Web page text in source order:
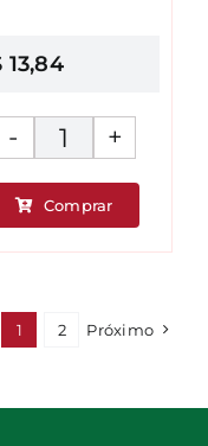
13,84
Polpa
de
Morango
-
Comprar
1 2 Próximo